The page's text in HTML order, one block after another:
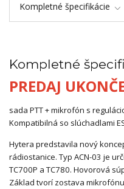
Kompletné špecifikácie
Kompletné
PREDAJ
sada PTT + mikrofón s
Kompatibilná so slúchadlami
Hytera predstavila nový
rádiostanice. Typ ACN-03 je
TC700P a TC780. Hovorová
Základ tvorí zostava